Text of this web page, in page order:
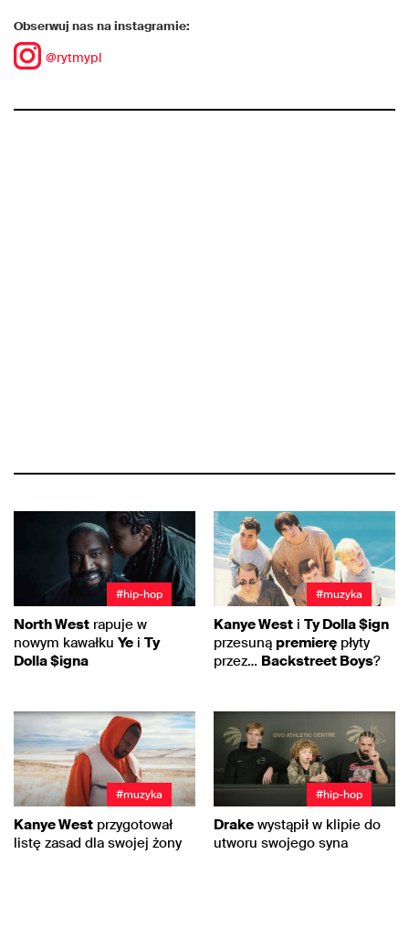
Obserwuj nas na instagramie:
@rytmypl
#hip-hop
North West rapuje w
nowym kawałku Ye i Ty
Dolla $igna
#muzyka
Kanye West i Ty Dolla $ign
przesuną premierę płyty
przez… Backstreet Boys?
#muzyka
Kanye West przygotował
listę zasad dla swojej żony
#hip-hop
Drake wystąpił w klipie do
utworu swojego syna